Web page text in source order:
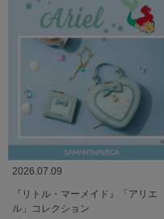
2026.07.09
『リトル・マーメイド』「アリエ
ル」コレクション